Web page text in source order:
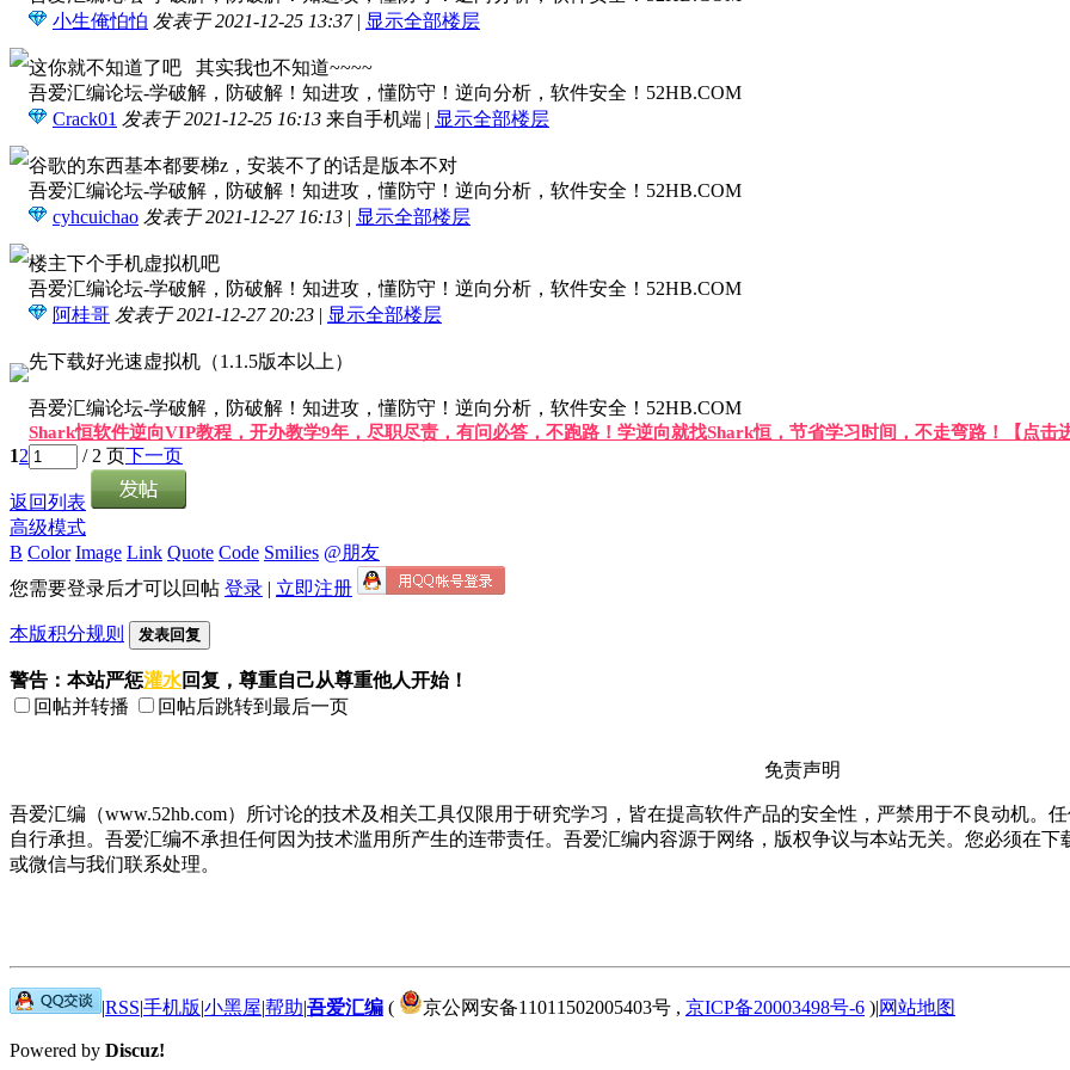
小生俺怕怕 发表于 2021-12-25 13:37 | 显示全部楼层
这你就不知道了吧 其实我也不知道~~~~
吾爱汇编论坛-学破解，防破解！知进攻，懂防守！逆向分析，软件安全！52HB.COM
Crack01 发表于 2021-12-25 16:13 来自手机端 | 显示全部楼层
谷歌的东西基本都要梯z，安装不了的话是版本不对
吾爱汇编论坛-学破解，防破解！知进攻，懂防守！逆向分析，软件安全！52HB.COM
cyhcuichao 发表于 2021-12-27 16:13 | 显示全部楼层
楼主下个手机虚拟机吧
吾爱汇编论坛-学破解，防破解！知进攻，懂防守！逆向分析，软件安全！52HB.COM
阿桂哥 发表于 2021-12-27 20:23 | 显示全部楼层
先下载好光速虚拟机（1.1.5版本以上）
吾爱汇编论坛-学破解，防破解！知进攻，懂防守！逆向分析，软件安全！52HB.COM
Shark恒软件逆向VIP教程，开办教学9年，尽职尽责，有问必答，不跑路！学逆向就找Shark恒，节省学习时间，不走弯路！【点击
12 / 2 页下一页
返回列表
高级模式
B Color Image Link Quote Code Smilies @朋友
您需要登录后才可以回帖 登录 | 立即注册
本版积分规则 发表回复
警告：本站严惩灌水回复，尊重自己从尊重他人开始！
回帖并转播
回帖后跳转到最后一页
免责声明
吾爱汇编（www.52hb.com）所讨论的技术及相关工具仅限用于研究学习，皆在提高软件产品的安全性，严禁用于不良动机。
自行承担。吾爱汇编不承担任何因为技术滥用所产生的连带责任。吾爱汇编内容源于网络，版权争议与本站无关。您必须在
或微信与我们联系处理。
|RSS|手机版|小黑屋|帮助|吾爱汇编 ( 京公网安备11011502005403号 , 京ICP备20003498号-6 )|网站地图
Powered by Discuz!